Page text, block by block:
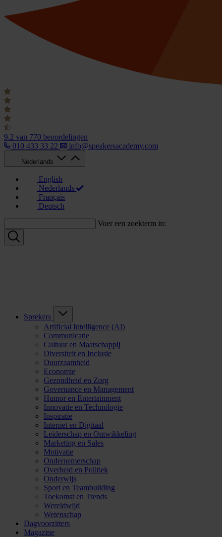
9.2 van 770 beoordelingen
010 433 33 22
info@speakersacademy.com
Nederlands
English
Nederlands
Français
Deutsch
Voer een zoekterm in:
Sprekers
Artificial Intelligence (AI)
Communicatie
Cultuur en Maatschappij
Diversiteit en Inclusie
Duurzaamheid
Economie
Gezondheid en Zorg
Governance en Management
Humor en Entertainment
Innovatie en Technologie
Inspiratie
Internet en Digitaal
Leiderschap en Ontwikkeling
Marketing en Sales
Motivatie
Ondernemerschap
Overheid en Politiek
Onderwijs
Sport en Teambuilding
Toekomst en Trends
Wereldwijd
Wetenschap
Dagvoorzitters
Magazine